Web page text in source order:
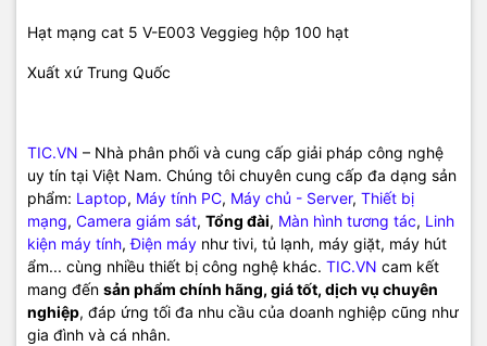
Hạt mạng cat 5 V-E003 Veggieg hộp 100 hạt
Xuất xứ Trung Quốc
TIC.VN – Nhà phân phối và cung cấp giải pháp công nghệ
uy tín tại Việt Nam. Chúng tôi chuyên cung cấp đa dạng sản
phẩm: Laptop, Máy tính PC, Máy chủ - Server, Thiết bị
mạng, Camera giám sát, Tổng đài, Màn hình tương tác, Linh
kiện máy tính,Điện máy như tivi, tủ lạnh, máy giặt, máy hút
ẩm... cùng nhiều thiết bị công nghệ khác. TIC.VN cam kết
mang đến sản phẩm chính hãng, giá tốt, dịch vụ chuyên
nghiệp, đáp ứng tối đa nhu cầu của doanh nghiệp cũng như
gia đình và cá nhân.